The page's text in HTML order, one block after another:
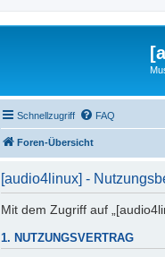
Schnellzugriff FAQ
Foren-Übersicht
[audio4linux] -
Mit dem Zugriff auf
1. NUTZUNGSVERTRAG